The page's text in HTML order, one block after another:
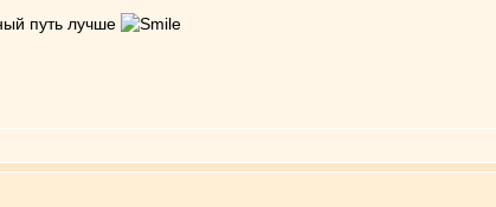
путь лучше